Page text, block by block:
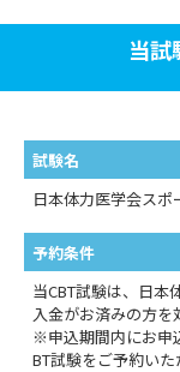
当試
試験名
日本体力医学会スポ
予約条件
当CBT試験は、日本
入金がお済みの方を
※申込期間内にお申
BT試験をご予約いた